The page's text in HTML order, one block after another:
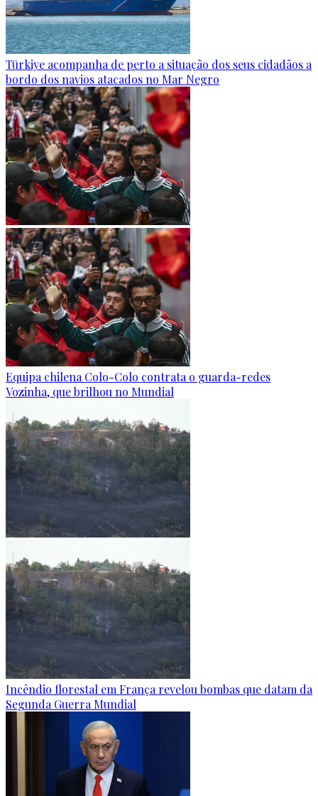
Türkiye acompanha de perto a situação dos seus cidadãos a
bordo dos navios atacados no Mar Negro
Equipa chilena Colo-Colo contrata o guarda-redes
Vozinha, que brilhou no Mundial
Incêndio florestal em França revelou bombas que datam da
Segunda Guerra Mundial